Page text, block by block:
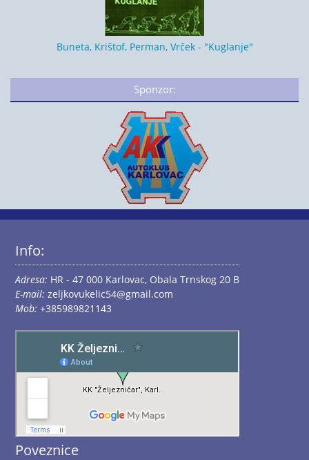
Buneta, Krištof, Perman, Vrček - "Kuglanje"
Sponzor:
Info:
Adresa: HR - 47 000 Karlovac, Obala Trnskog 20 B
E-mail: zeljkovukelic54@gmail.com
Mob: +385989821143
Poveznice